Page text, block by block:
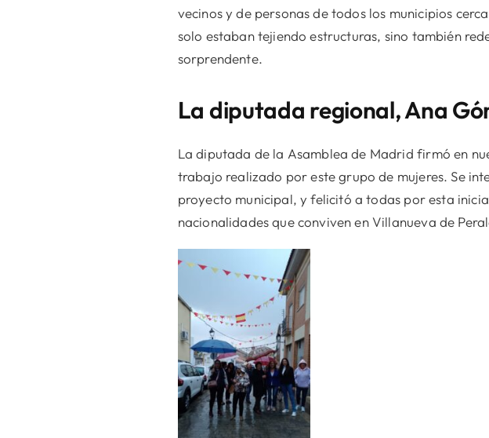
vecinos y de personas de todos los municipios
solo estaban tejiendo estructuras, sino también
sorprendente.
La diputada regional, Ana
La diputada de la Asamblea de Madrid firmó en
trabajo realizado por este grupo de mujeres. Se
proyecto municipal, y felicitó a todas por esta
nacionalidades que conviven en Villanueva de